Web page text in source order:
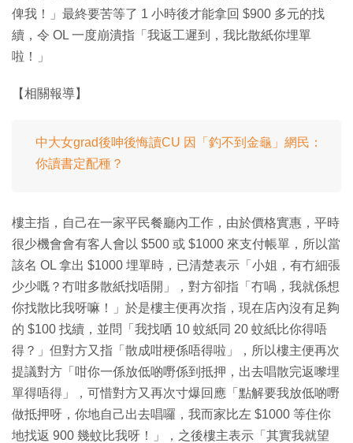
俾我！」最終要苦等了 1 小時後才能拿回 $900 多元的找
續，令 OL 一度崩潰指「我返工遲到，我比散紙你埋單
啦！」
【相關報導】
中大女grad後呻後悔讀CU 因「釣不到金龜」網民：
你讀書定配種？
樓主指，自己在一家平民餐廳內工作，由於價格實惠，平時
很少機會會有客人會以 $500 或 $1000 來支付帳單，所以當
該名 OL 拿出 $1000 埋單時，已清楚表示「小姐，有冇細張
少少嘅？冇咁多散紙找唔開」，對方卻指「冇喎，我就係想
你找散比我呀嘛！」於是樓主便再次指，現在店內沒有足夠
的 $100 找續，並問「我找哂 10 蚊紙同 20 蚊紙比你得唔
得？」但對方又指「散成咁梗係唔得啦」，所以樓主便再次
提議對方「咁你一係放低啲嘢係到抵押，出去唱散完返嚟埋
單得唔得」，可惜對方又再次寸爆回應「點解要我放低啲嘢
做抵押呀，你地自己出去唱囉，我而家比左 $1000 等住你
地找返 900 幾蚊比我呀！」，之後樓主表示「其實我就望